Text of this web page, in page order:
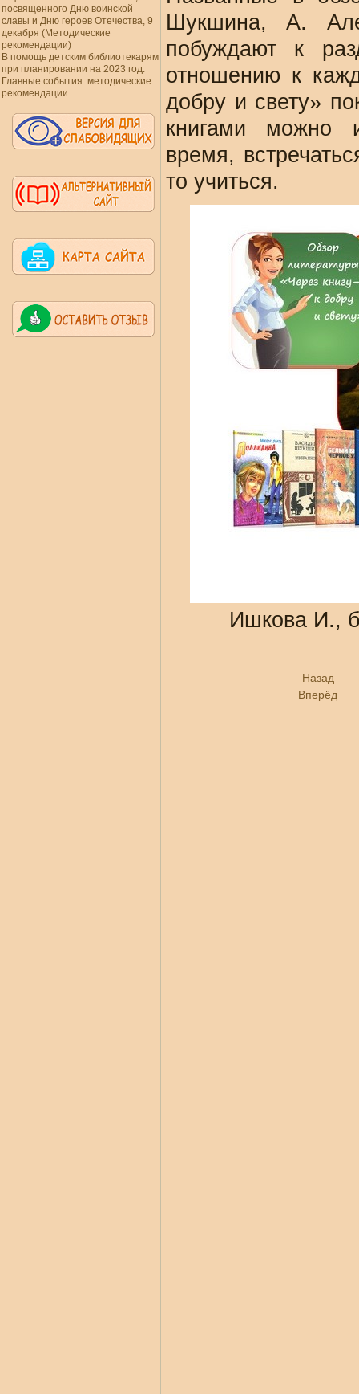
посвященного Дню воинской
славы и Дню героев Отечества, 9
декабря (Методические
рекомендации)
В помощь детским библиотекарям
при планировании на 2023 год.
Главные события. методические
рекомендации
Шукшина, А.
побуждают к
отношению к
добру и свету»
книгами можно
время,
то учиться.
Ишкова И.,
Назад
Вперёд